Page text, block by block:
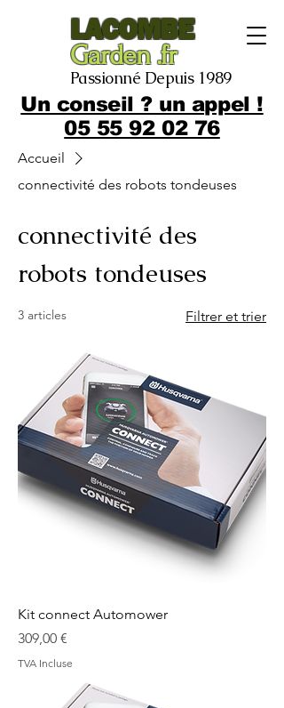
LACOMBE
Garden .fr
Passionné Depuis 1989
Un conseil ? un appel !
05 55 92 02 76
Accueil
connectivité des robots tondeuses
connectivité des
robots tondeuses
3 articles Filtrer et trier
Kit connect Automower
Prix
309,00 €
TVA Incluse